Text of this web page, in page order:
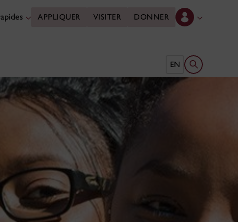
APPLIQUER VISITER DONNER
EN Ouvrir le